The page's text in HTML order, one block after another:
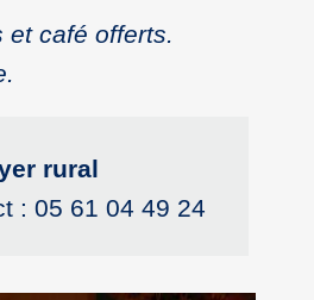
et café offerts.
rural
: 05 61 04 49 24